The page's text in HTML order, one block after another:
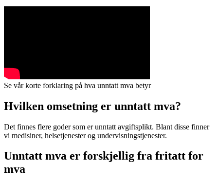
Se vår korte forklaring på hva unntatt mva betyr
Hvilken omsetning er unntatt mva?
Det finnes flere goder som er unntatt avgiftsplikt. Blant disse finner
vi medisiner, helsetjenester og undervisningstjenester.
Unntatt mva er forskjellig fra fritatt for
mva